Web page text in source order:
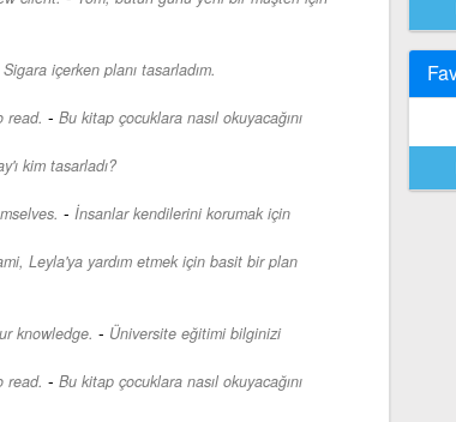
Sigara içerken planı tasarladım.
read. - Bu kitap çocuklara nasıl okuyacağını
kim tasarladı?
- İnsanlar kendilerini korumak için
Leyla'ya yardım etmek için basit bir plan
knowledge. - Üniversite eğitimi bilginizi
read. - Bu kitap çocuklara nasıl okuyacağını